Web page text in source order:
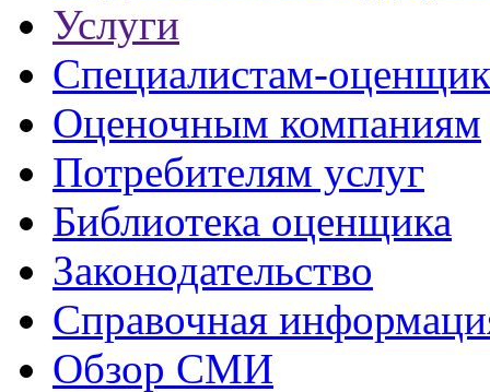
Услуги
Специалистам-
Оценочным компаниям
Потребителям услуг
Библиотека оценщика
Законодательство
Справочная
Обзор СМИ